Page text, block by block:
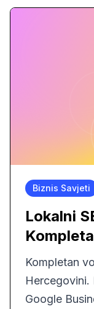
Biznis Savjeti
Lokalni
Kompletan
Google